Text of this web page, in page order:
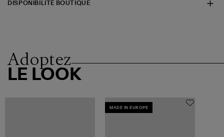
DISPONIBILITÉ BOUTIQUE
Adoptez
LE LOOK
MADE IN EUROPE